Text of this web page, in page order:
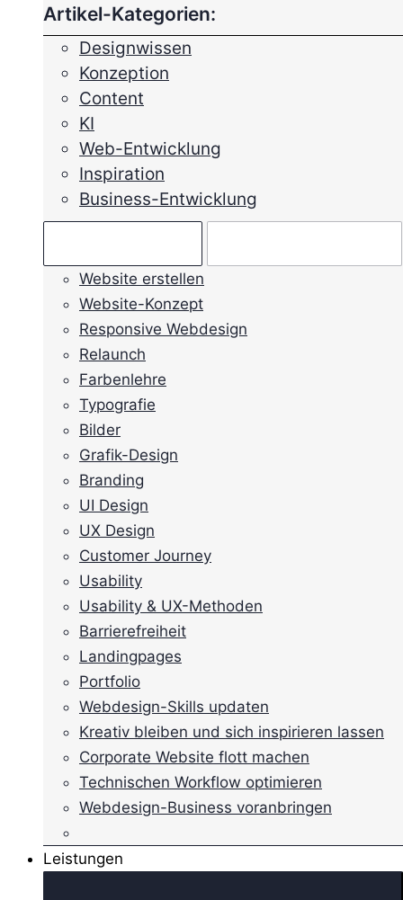
Artikel-Kategorien:
Designwissen
Konzeption
Content
KI
Web-Entwicklung
Inspiration
Business-Entwicklung
Website erstellen
Website-Konzept
Responsive Webdesign
Relaunch
Farbenlehre
Typografie
Bilder
Grafik-Design
Branding
UI Design
UX Design
Customer Journey
Usability
Usability & UX-Methoden
Barrierefreiheit
Landingpages
Portfolio
Webdesign-Skills updaten
Kreativ bleiben und sich inspirieren lassen
Corporate Website flott machen
Technischen Workflow optimieren
Webdesign-Business voranbringen
Leistungen